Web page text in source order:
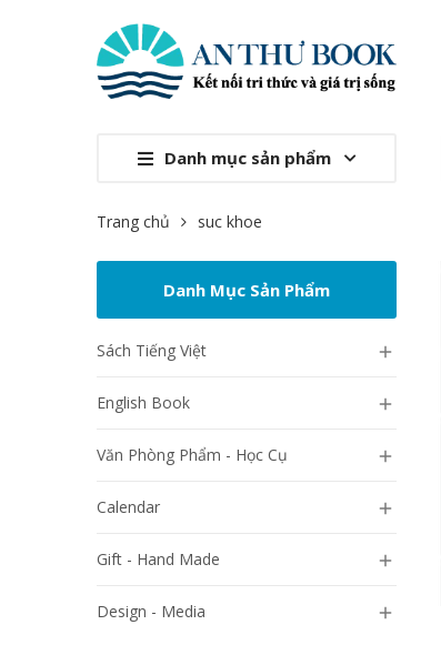
Danh mục sản phẩm
Trang chủ suc khoe
Danh Mục Sản Phẩm
Sách Tiếng Việt 
English Book 
Văn Phòng Phẩm - Học Cụ 
Calendar 
Gift - Hand Made 
Design - Media 